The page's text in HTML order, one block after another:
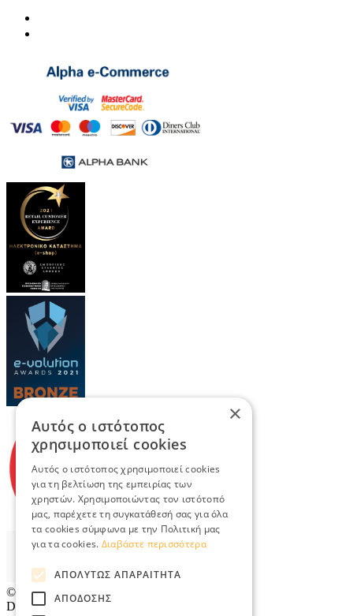
© 2026 TradeRetail.gr
Designed & developed by
×
Αυτός ο ιστότοπος
χρησιμοποιεί cookies
Αυτός ο ιστότοπος χρησιμοποιεί cookies
για τη βελτίωση της εμπειρίας των
χρηστών. Χρησιμοποιώντας τον ιστότοπό
μας, παρέχετε τη συγκατάθεσή σας για όλα
τα cookies σύμφωνα με την Πολιτική μας
για τα cookies. Διαβάστε περισσότερα
ΑΠΟΛΎΤΩΣ ΑΠΑΡΑΊΤΗΤΑ
ΑΠΌΔΟΣΗΣ